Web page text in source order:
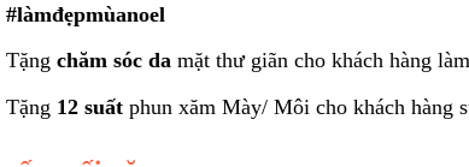
#làmđẹpmùanoel
Tặng chăm sóc damặt thư giãn cho khách hàng
Tặng 12 suấtphun xăm Mày/ Môi cho khách hàng